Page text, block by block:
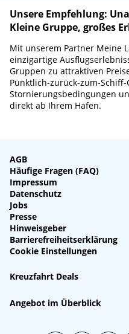
Unsere Empfehlung:
Kleine Gruppe, großes
Mit unserem Partner Meine
einzigartige
Gruppen zu attraktiven
Pünktlich-zurück-zum-
Stornierungsbedingungen
direkt ab Ihrem Hafen.
AGB
Häufige Fragen (FAQ)
Impressum
Datenschutz
Jobs
Presse
Hinweisgeber
Barrierefreiheitserklärung
Cookie Einstellungen
Kreuzfahrt Deals
Single-Kreuzfahrten
Kreuzfahrt mit Kindern
Minikreuzfahrten
Angebot im Überblick